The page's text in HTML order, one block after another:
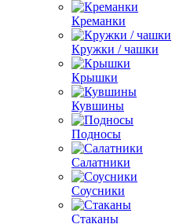
Креманки
Кружки / чашки
Крышки
Кувшины
Подносы
Салатники
Соусники
Стаканы